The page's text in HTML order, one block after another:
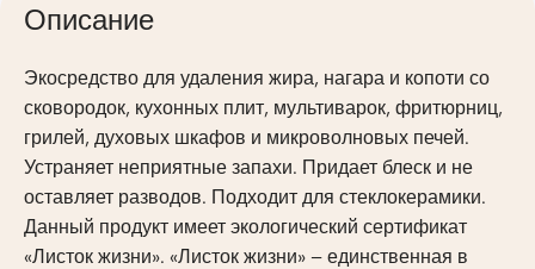
Описание
Экосредство для удаления жира, нагара и копоти со
сковородок, кухонных плит, мультиварок, фритюрниц,
грилей, духовых шкафов и микроволновых печей.
Устраняет неприятные запахи. Придает блеск и не
оставляет разводов. Подходит для стеклокерамики.
Данный продукт имеет экологический сертификат
«Листок жизни». «Листок жизни» – единственная в